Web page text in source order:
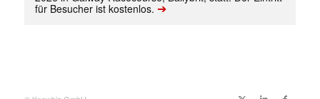
für Besucher ist kostenlos. ➔